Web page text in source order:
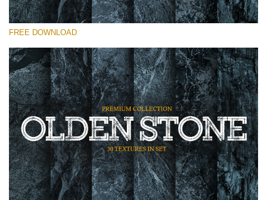
Por favor seleccione
Small 800*533px
Olden Stone
(30 Textures)
Large 6000*4000px
Entire Collection
(1783 Overlays)
Large 6000*4000px
FREE DOWNLOAD